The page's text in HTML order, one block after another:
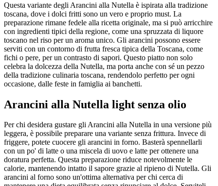
Questa variante degli Arancini alla Nutella è ispirata alla tradizione
toscana, dove i dolci fritti sono un vero e proprio must. La
preparazione rimane fedele alla ricetta originale, ma si può arricchire
con ingredienti tipici della regione, come una spruzzata di liquore
toscano nel riso per un aroma unico. Gli arancini possono essere
serviti con un contorno di frutta fresca tipica della Toscana, come
fichi o pere, per un contrasto di sapori. Questo piatto non solo
celebra la dolcezza della Nutella, ma porta anche con sé un pezzo
della tradizione culinaria toscana, rendendolo perfetto per ogni
occasione, dalle feste in famiglia ai banchetti.
Arancini alla Nutella light senza olio
Per chi desidera gustare gli Arancini alla Nutella in una versione più
leggera, è possibile preparare una variante senza frittura. Invece di
friggere, potete cuocere gli arancini in forno. Basterà spennellarli
con un po' di latte o una miscela di uovo e latte per ottenere una
doratura perfetta. Questa preparazione riduce notevolmente le
calorie, mantenendo intatto il sapore grazie al ripieno di Nutella. Gli
arancini al forno sono un'ottima alternativa per chi cerca di